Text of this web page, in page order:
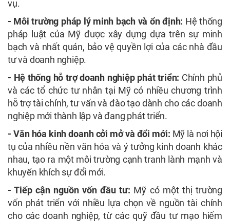
vụ.
- Môi trường pháp lý minh bạch và ổn định: Hệ thống
pháp luật của Mỹ được xây dựng dựa trên sự minh
bạch và nhất quán, bảo vệ quyền lợi của các nhà đầu
tư và doanh nghiệp.
- Hệ thống hỗ trợ doanh nghiệp phát triển: Chính phủ
và các tổ chức tư nhân tại Mỹ có nhiều chương trình
hỗ trợ tài chính, tư vấn và đào tạo dành cho các doanh
nghiệp mới thành lập và đang phát triển.
- Văn hóa kinh doanh cởi mở và đổi mới: Mỹ là nơi hội
tụ của nhiều nền văn hóa và ý tưởng kinh doanh khác
nhau, tạo ra một môi trường cạnh tranh lành mạnh và
khuyến khích sự đổi mới.
- Tiếp cận nguồn vốn đầu tư: Mỹ có một thị trường
vốn phát triển với nhiều lựa chọn về nguồn tài chính
cho các doanh nghiệp, từ các quỹ đầu tư mạo hiểm